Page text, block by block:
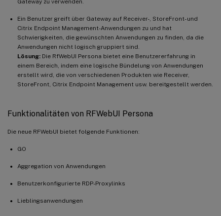
Ein Benutzer greift über Gateway auf Receiver-, StoreFront- und
Citrix Endpoint Management-Anwendungen zu und hat
Schwierigkeiten, die gewünschten Anwendungen zu finden, da die
Anwendungen nicht logisch gruppiert sind.
Lösung: Die RfWebUI Persona bietet eine Benutzererfahrung in
einem Bereich, indem eine logische Bündelung von Anwendungen
erstellt wird, die von verschiedenen Produkten wie Receiver,
StoreFront, Citrix Endpoint Management usw. bereitgestellt werden.
Funktionalitäten von RFWebUI Persona
Die neue RFWebUI bietet folgende Funktionen:
GO
Aggregation von Anwendungen
Benutzerkonfigurierte RDP-Proxylinks
Lieblingsanwendungen